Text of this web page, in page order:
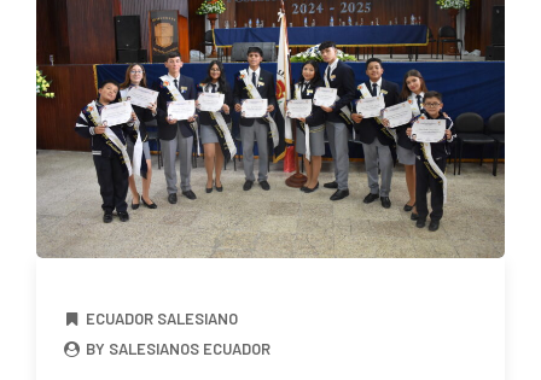
ECUADOR SALESIANO
BY SALESIANOS ECUADOR